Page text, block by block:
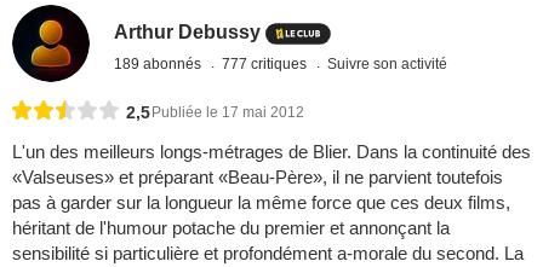
Arthur Debussy
189 abonnés 777 critiques Suivre son activité
2,5 Publiée le 17 mai 2012
L'un des meilleurs longs-métrages de Blier. Dans la continuité des
«Valseuses» et préparant «Beau-Père», il ne parvient toutefois
pas à garder sur la longueur la même force que ces deux films,
héritant de l'humour potache du premier et annonçant la
sensibilité si particulière et profondément a-morale du second. La